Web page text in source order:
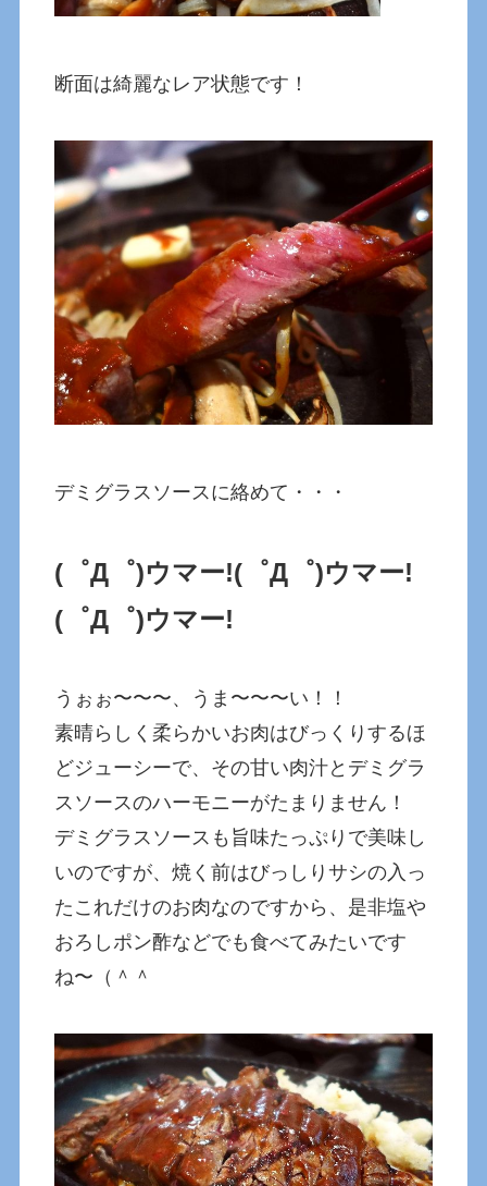
断面は綺麗なレア状態です！
デミグラスソースに絡めて・・・
(゜Д゜)ウマー!(゜Д゜)ウマー!
(゜Д゜)ウマー!
うぉぉ〜〜〜、うま〜〜〜い！！
素晴らしく柔らかいお肉はびっくりするほ
どジューシーで、その甘い肉汁とデミグラ
スソースのハーモニーがたまりません！
デミグラスソースも旨味たっぷりで美味し
いのですが、焼く前はびっしりサシの入っ
たこれだけのお肉なのですから、是非塩や
おろしポン酢などでも食べてみたいです
ね〜（＾＾